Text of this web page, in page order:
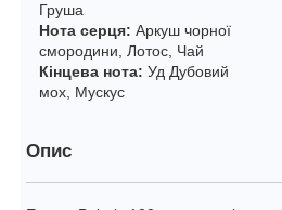
Груша
Нота серця: Аркуш чорної
смородини,
Лотос, Чай
Кінцева нота:Уд Дубовий
мох,
Опис